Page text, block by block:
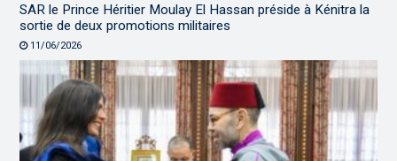
SAR le Prince Héritier Moulay El Hassan préside à Kénitra la
sortie de deux promotions militaires
11/06/2026